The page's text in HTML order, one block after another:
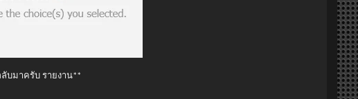
บมาครับ รายงาน**